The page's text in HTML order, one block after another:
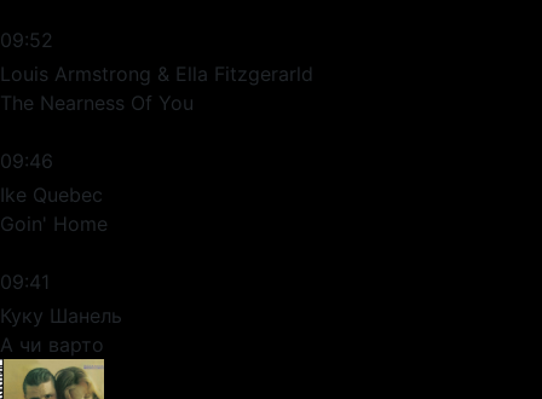
09:52
Louis Armstrong & Ella Fitzgerarld
The Nearness Of You
09:46
Ike Quebec
Goin' Home
09:41
Куку Шанель
А чи варто